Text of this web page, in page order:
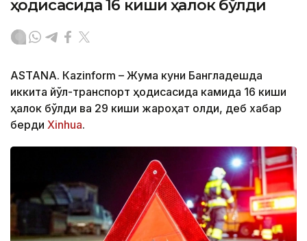
ҳодисасида 16 киши ҳалок бўлди
ASTANА. Кazinform – Жума куни Бангладешда
иккита йўл-транспорт ҳодисасида камида 16 киши
ҳалок бўлди ва 29 киши жароҳат олди, деб хабар
берди Xinhua.